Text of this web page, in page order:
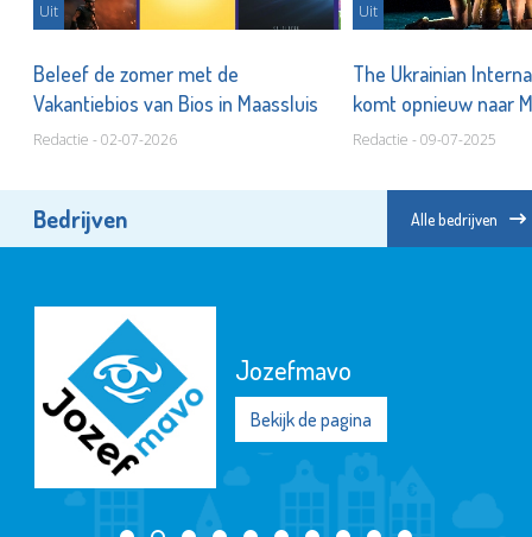
Uit
Beleef de zomer met de
Vakantiebios van Bios in Maassluis
Redactie - 02-07-2026
Uit
The Ukrainian
komt opnieuw naar
Redactie - 09-07-2025
Bedrijven Alle bedrijven
Jozefmavo
Bekijk de pagina